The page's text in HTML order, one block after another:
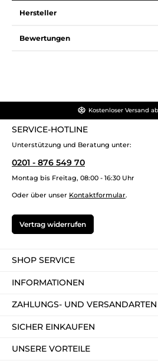
Hersteller
Bewertungen
Kostenloser Versand
SERVICE-HOTLINE
Unterstützung und Beratung unter:
0201 - 876 549 70
Montag bis Freitag, 08:00 - 16:30 Uhr
Oder über unser Kontaktformular.
Vertrag widerrufen
SHOP SERVICE
INFORMATIONEN
ZAHLUNGS- UND VERSANDARTEN
SICHER EINKAUFEN
UNSERE VORTEILE